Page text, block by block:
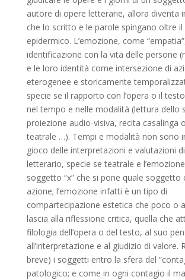
autore di opere letterarie, allora diventa
che lo scritto e le parole spingano oltre
epidermico. L’emozione, come
identificazione con la vita delle persone
e le loro identità come intersezione di
eterogenee e storicamente
specie se il rapporto con l’opera o il
nel tempo e nelle modalità (lettura dello
proiezione audio-visiva, recita casalinga
teatrale …). Tempi e modalità non sono
gioco delle interpretazioni e valutazioni
letterario, specie se teatrale e
soggetto “x” che si pone quale soggetto
azione; l’emozione infatti è un tipo di
compartecipazione estetica che poco o
lascia alla riflessione critica, quella che
filologia dell’opera o del testo, al suo
all’interpretazione e al giudizio di valore.
breve) i soggetti entro la sfera del
patologico; e come in ogni contagio il